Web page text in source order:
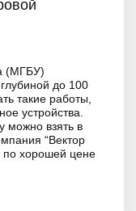
(МГБУ)
до 100
такие работы,
устройства.
можно взять в
“Вектор
по хорошей цене